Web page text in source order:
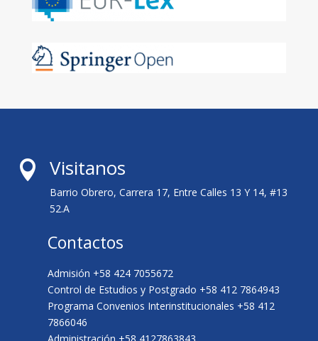
 Visitanos
Barrio Obrero, Carrera 17, Entre Calles 13 Y 14, #13
52.A
Contactos
Admisión +58 424 7055672
Control de Estudios y Postgrado +58 412 7864943
Programa Convenios Interinstitucionales +58 412
7866046